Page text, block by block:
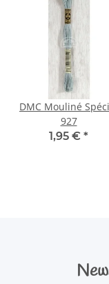
DMC Mouliné
927
1,95 € *